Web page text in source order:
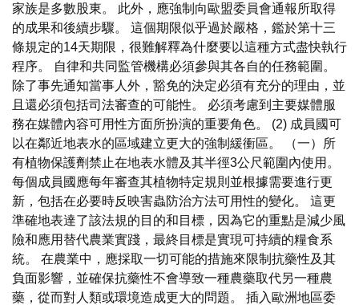
家族是多數股東。 此外，應強制向歐盟委員會通報所取得
的成果和後續步驟。 這個期限似乎過於嚴格，鑑於第十三
條規定的14天期限，很難解釋為什麼要以這種方式盡快執行
程序。 自律和共同監管機構必須參與其各自的任務範圍。
除了事先通知當事人外，豁免的決定必須有充分的理由，並
且還必須包括司法審查的可能性。 必須考慮到主要媒體服
務在媒體內容可用性方面所扮演的重要角色。 (2) 成員國可
以在鄰近地表水的區域建立更大的強制緩衝區。 （一）所
有植物保護劑禁止在地表水體及其半徑3公尺範圍內使用。
每個成員國應每年審查其植物特定規則並根據需要進行更
新，包括在必要時反映害蟲防治方法可用性的變化。 這更
準確地表達了該法規的目的和目標，因為它的重點是減少風
險和應用替代農業實踐，最終目標是實現可持續的糧食系
統。 在農業中，應採取一切可能的措施來限制抗藥性及其
負面影響，並確保抗藥性不會導致一種農藥取代另一種農
藥，從而對人類或環境造成更大的問題。 插入歐洲地區委